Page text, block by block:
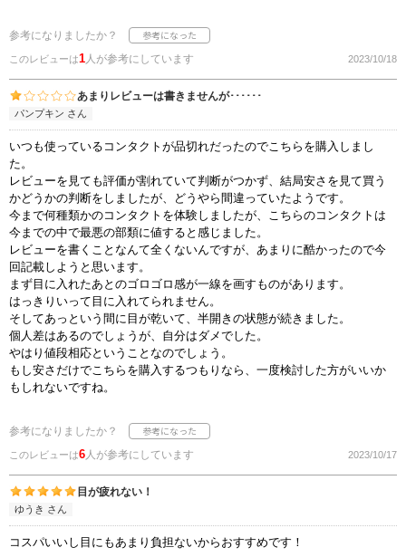
参考になりましたか？
このレビューは1人が参考にしています 2023/10/18
あまりレビューは書きませんが･･････
パンプキン さん
いつも使っているコンタクトが品切れだったのでこちらを購入しまし
た。
レビューを見ても評価が割れていて判断がつかず、結局安さを見て買う
かどうかの判断をしましたが、どうやら間違っていたようです。
今まで何種類かのコンタクトを体験しましたが、こちらのコンタクトは
今までの中で最悪の部類に値すると感じました。
レビューを書くことなんて全くないんですが、あまりに酷かったので今
回記載しようと思います。
まず目に入れたあとのゴロゴロ感が一線を画すものがあります。
はっきりいって目に入れてられません。
そしてあっという間に目が乾いて、半開きの状態が続きました。
個人差はあるのでしょうが、自分はダメでした。
やはり値段相応ということなのでしょう。
もし安さだけでこちらを購入するつもりなら、一度検討した方がいいか
もしれないですね。
参考になりましたか？
このレビューは6人が参考にしています 2023/10/17
目が疲れない！
ゆうき さん
コスパいいし目にもあまり負担ないからおすすめです！